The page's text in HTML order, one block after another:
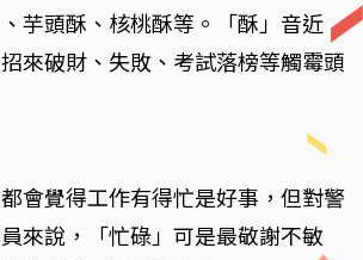
芋頭酥、核桃酥等。「酥」音近
招來破財、失敗、考試落榜等觸霉頭
會覺得工作有得忙是好事，但對警
來說，「忙碌」可是最敬謝不敏